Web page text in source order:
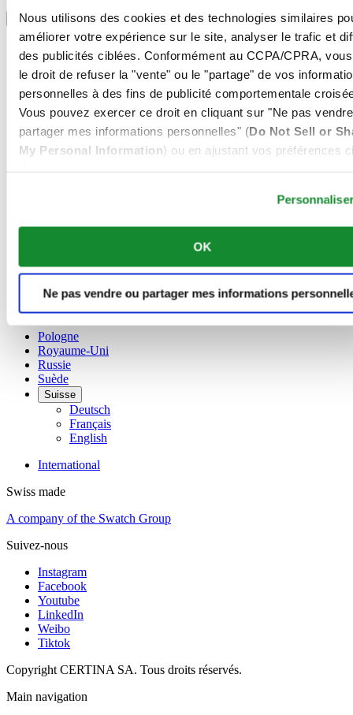
Nous utilisons des cookies et des technologies similaires
améliorer votre expérience sur le site, analyser le trafic et
des publicités ciblées. Conformément au CCPA/CPRA,
le droit de refuser la "vente" ou le "partage" de vos
personnelles à des fins de publicité comportementale
Vous pouvez exercer ce droit en cliquant sur "Ne pas
partager mes informations personnelles" (Do Not Sell or
My Personal Information) ou en ajustant vos préférences
OK
Ne pas vendre ou partager mes informations
Sélecteur de langue
Autriche
Belgique
Dutch
Chine
English
简体中文
English
Norvège
Pays-Bas
Pologne
Royaume-Uni
Russie
Suède
Suisse
Deutsch
Français
English
International
Swiss made
A company of the Swatch Group
Suivez-nous
Instagram
Facebook
Youtube
LinkedIn
Weibo
Tiktok
Copyright CERTINA SA. Tous droits réservés.
Main navigation